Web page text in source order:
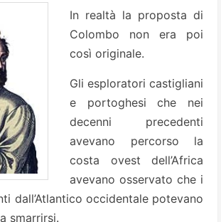
In realtà la proposta di
Colombo non era poi
così originale.
Gli esploratori castigliani
e portoghesi che nei
decenni precedenti
avevano percorso la
costa ovest dell’Africa
avevano osservato che i
dall’Atlantico occidentale potevano
smarrirsi.